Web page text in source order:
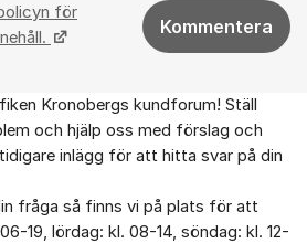
för
Kommentera
Kronobergs kundforum! Ställ
och hjälp oss med förslag och
inlägg för att hitta svar på din
fråga så finns vi på plats för att
19, lördag: kl. 08-14, söndag: kl. 12-